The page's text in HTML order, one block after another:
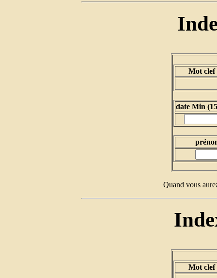
Mot clef
date Min
Quand vous
Mot clef